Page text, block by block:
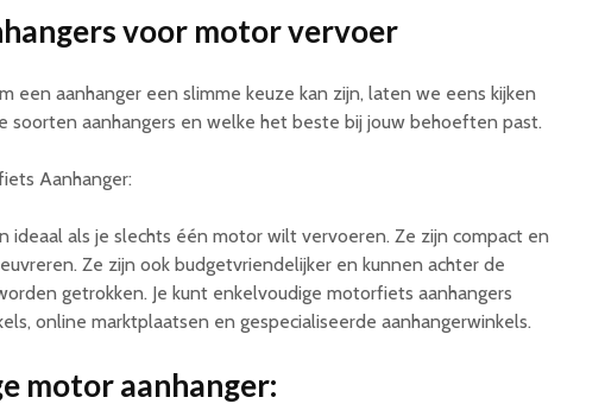
voor motor vervoer
een aanhanger een slimme keuze kan zijn, laten we eens kijken
soorten aanhangers en welke het beste bij jouw behoeften past.
Aanhanger:
ideaal als je slechts één motor wilt vervoeren. Ze zijn compact en
Ze zijn ook budgetvriendelijker en kunnen achter de
getrokken. Je kunt enkelvoudige motorfiets aanhangers
online marktplaatsen en gespecialiseerde aanhangerwinkels.
motor aanhanger: